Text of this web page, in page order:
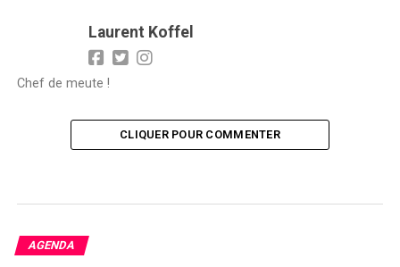
Laurent Koffel
Chef de meute !
CLIQUER POUR COMMENTER
AGENDA